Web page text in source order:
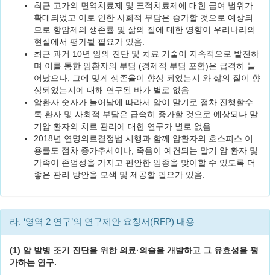
최근 고가의 면역치료제 및 표적치료제에 대한 급여 범위가
확대되었고 이로 인한 사회적 부담은 증가할 것으로 예상되
므로 항암제의 생존률 및 삶의 질에 대한 영향이 우리나라의
현실에서 평가될 필요가 있음.
최근 과거 10년 암의 진단 및 치료 기술이 지속적으로 발전하
며 이를 통한 암환자의 부담 (경제적 부담 포함)은 급격히 늘
어났으나, 그에 맞게 생존율이 향상 되었는지 와 삶의 질이 향
상되었는지에 대해 연구된 바가 별로 없음
암환자 숫자가 늘어남에 따라서 암이 말기로 점차 진행할수
록 환자 및 사회적 부담은 급속히 증가할 것으로 예상되나 말
기암 환자의 치료 관리에 대한 연구가 별로 없음
2018년 연명의료결정법 시행과 함께 암환자의 호스피스 이
용률도 점차 증가추세이나, 죽음이 예견되는 말기 암 환자 및
가족이 존엄성을 가지고 편안한 임종을 맞이할 수 있도록 더
좋은 관리 방안을 모색 및 제공할 필요가 있음.
라. ‘영역 2 연구’의 연구제안 요청서(RFP) 내용
(1) 암 발병 조기 진단을 위한 의료·의술을 개발하고 그 유효성을 평
가하는 연구.